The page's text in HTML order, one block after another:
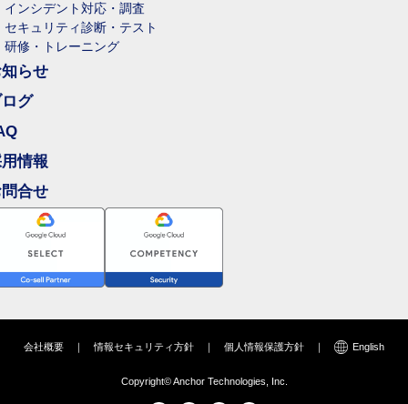
インシデント対応・調査
セキュリティ診断・テスト
研修・トレーニング
らせ
グ
情報
合せ
会社概要 ｜情報セキュリティ方針 ｜ 個人情報保護方針 ｜ English
Copyright© Anchor Technologies, Inc.